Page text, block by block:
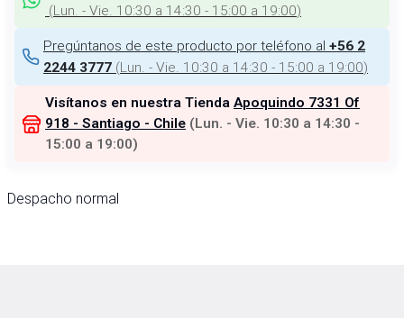
(Lun. - Vie. 10:30 a 14:30 - 15:00 a 19:00)
Pregúntanos de este producto por teléfono al +56 2
2244 3777 (Lun. - Vie. 10:30 a 14:30 - 15:00 a 19:00)
Visítanos en nuestra Tienda Apoquindo 7331 Of
918 - Santiago - Chile (Lun. - Vie. 10:30 a 14:30 -
15:00 a 19:00)
Despacho normal